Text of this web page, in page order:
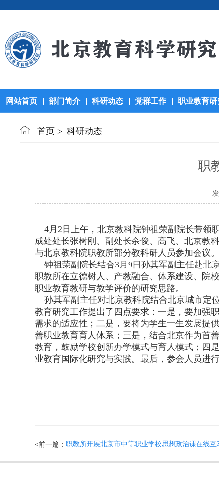
网站首页 部门简介 科研动态 党群工作 职业教育研
首页 > 科研动态
职
4月2日上午，北京教科院钟祖荣副院长带领
成处处长张树刚、副处长余俊、高飞、北京教
与北京教科院职教所部分教科研人员参加会议。
钟祖荣副院长结合3月9日孙其军副主任赴北
职教所在立德树人、产教融合、体系建设、院
职业教育教研与教学评价的研究思路。
孙其军副主任对北京教科院结合北京城市定
教育研究工作提出了四点要求：一是，要加强
需求的适应性；二是，要将为学生一生发展提
善职业教育育人体系；三是，结合北京作为首
教育，鼓励学校创新办学模式与育人模式；四
业教育国际化研究与实践。最后，参会人员进
<前一篇：